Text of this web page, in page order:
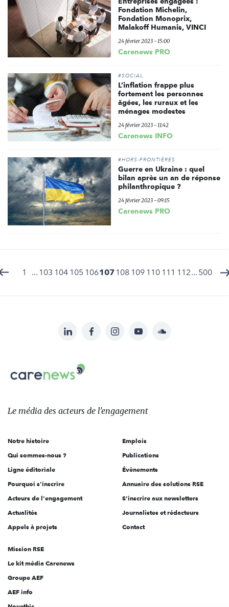
Fondation Michelin,
Fondation Monoprix,
Malakoff Humanis, VINCI
24 février 2023 - 15:00
Carenews PRO
#SOCIAL
L’inflation frappe plus
fortement les personnes
âgées, les ruraux et les
ménages modestes
24 février 2023 - 11:42
Carenews INFO
#HORS-FRONTIÈRES
Guerre en Ukraine : quel
bilan après un an de réponse
philanthropique ?
24 février 2023 - 09:15
Carenews PRO
1 ... 103 104 105 106107 108 109 110 111 112... 500
sur:
LinkedInFacebookInstagramYouTubeSoundcloud
Carenews,
Le
des
l'engagement
Le média des acteurs de l'engagement
Notre histoire
Qui sommes-nous ?
Ligne éditoriale
Pourquoi s'inscrire
Acteurs de l'engagement
Actualités
Appels à projets
Emplois
Publications
Évènements
Annuaire des solutions RSE
S'inscrire aux newsletters
Journalistes et rédacteurs
Contact
Mission RSE
Le kit média Carenews
Groupe AEF
AEF info